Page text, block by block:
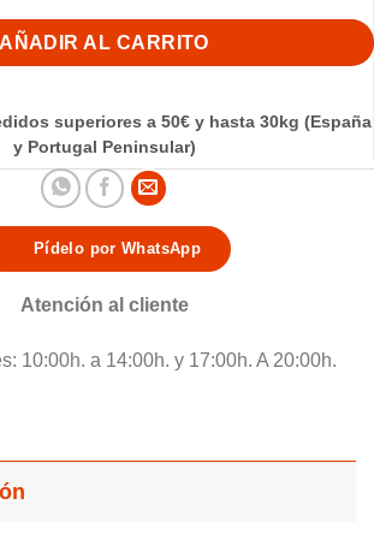
AÑADIR AL CARRITO
superiores a 50€ y hasta 30kg (España
y Portugal Peninsular)
Pídelo por WhatsApp
Atención al cliente
10:00h. a 14:00h. y 17:00h. A 20:00h.